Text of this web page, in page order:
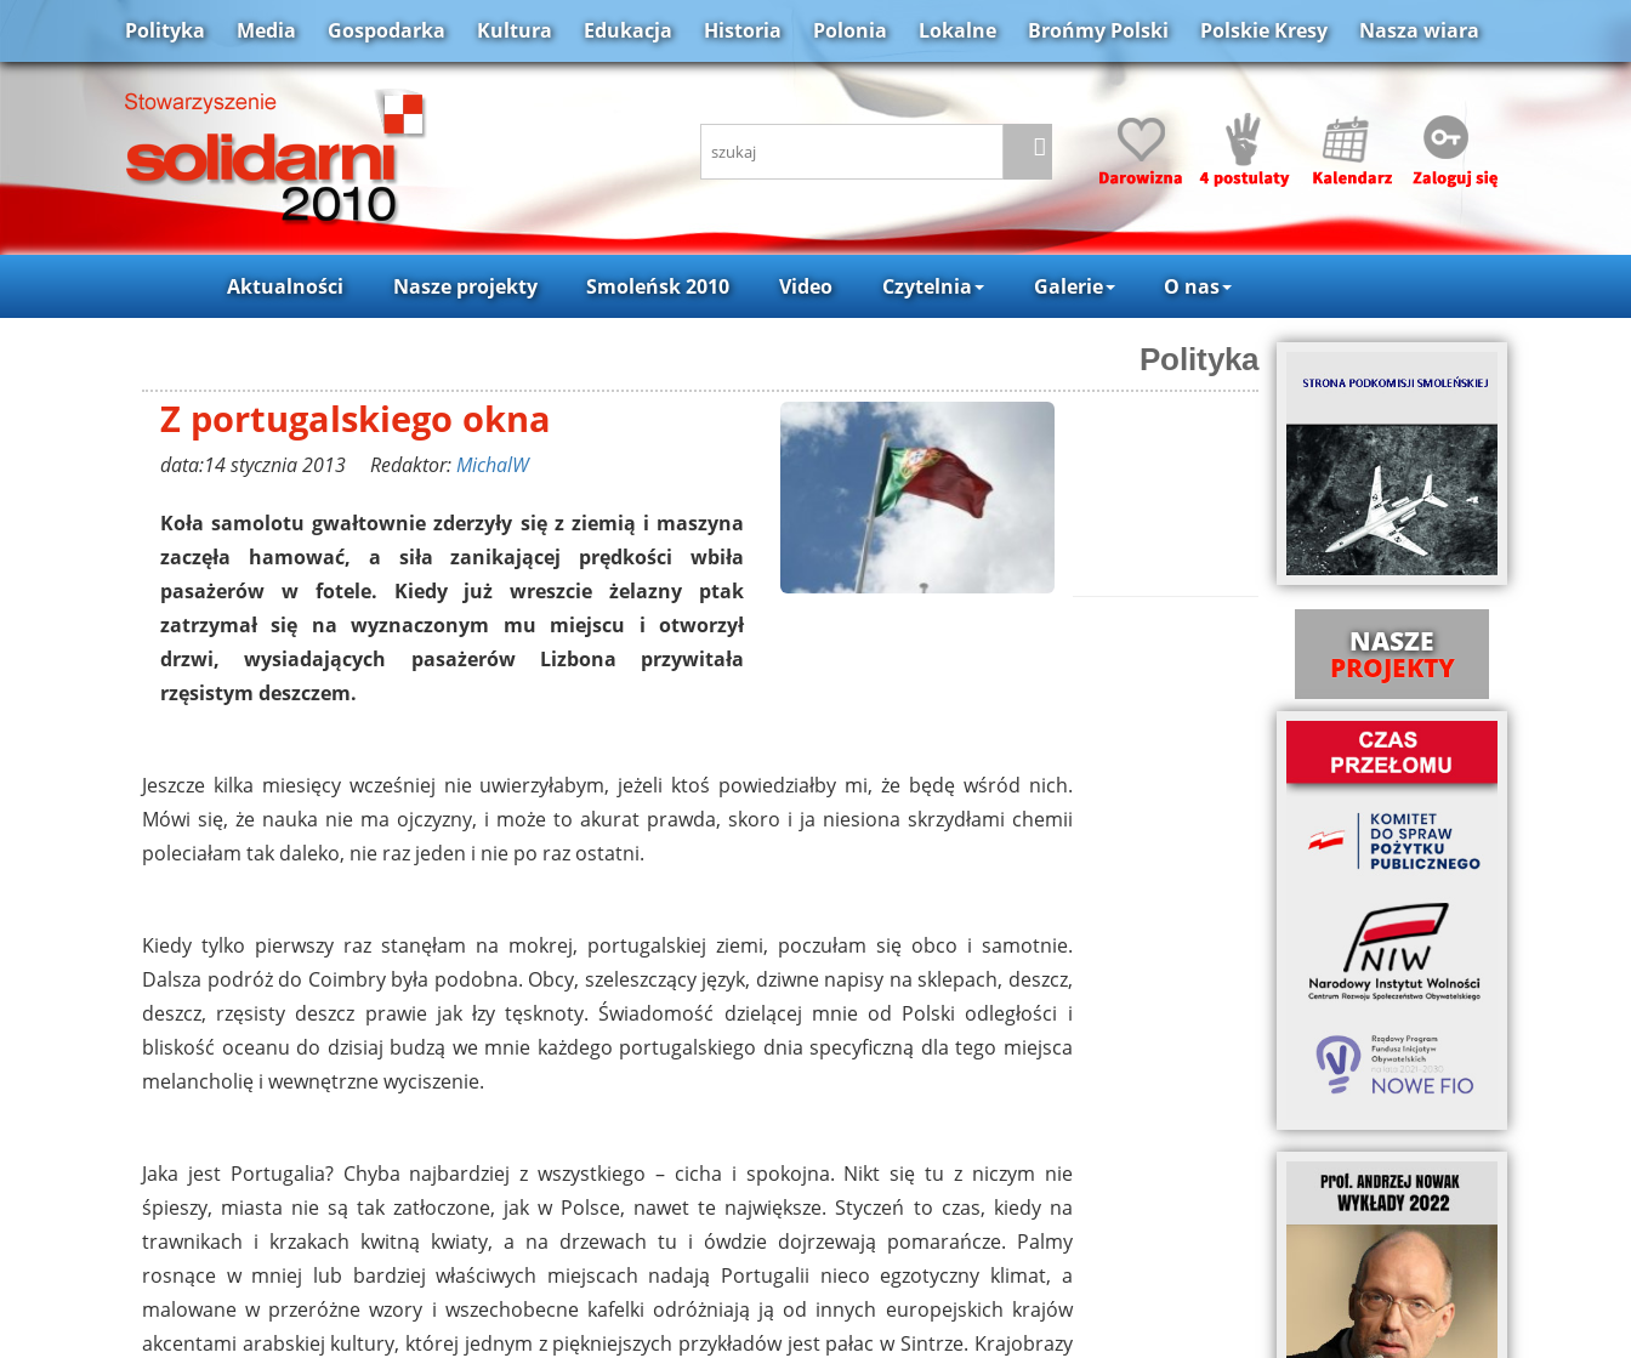
Polityka Media Gospodarka Kultura Edukacja Historia Polonia Lokalne Brońmy Polski Polskie Kresy Nasza wiara
Aktualności Nasze projekty Smoleńsk 2010 Video Czytelnia Galerie O nas
Polityka
Z portugalskiego okna
data:14 stycznia 2013 Redaktor:MichalW
Koła samolotu gwałtownie zderzyły się z ziemią i maszyna
zaczęła hamować, a siła zanikającej prędkości wbiła
pasażerów w fotele. Kiedy już wreszcie żelazny ptak
zatrzymał się na wyznaczonym mu miejscu i otworzył
drzwi, wysiadających pasażerów Lizbona przywitała
rzęsistym deszczem.
Jeszcze kilka miesięcy wcześniej nie uwierzyłabym, jeżeli ktoś powiedziałby mi, że będę wśród nich.
Mówi się, że nauka nie ma ojczyzny, i może to akurat prawda, skoro i ja niesiona skrzydłami chemii
poleciałam tak daleko, nie raz jeden i nie po raz ostatni.
Kiedy tylko pierwszy raz stanęłam na mokrej, portugalskiej ziemi, poczułam się obco i samotnie.
Dalsza podróż do Coimbry była podobna. Obcy, szeleszczący język, dziwne napisy na sklepach, deszcz,
deszcz, rzęsisty deszcz prawie jak łzy tęsknoty. Świadomość dzielącej mnie od Polski odległości i
bliskość oceanu do dzisiaj budzą we mnie każdego portugalskiego dnia specyficzną dla tego miejsca
melancholię i wewnętrzne wyciszenie.
Jaka jest Portugalia? Chyba najbardziej z wszystkiego – cicha i spokojna. Nikt się tu z niczym nie
śpieszy, miasta nie są tak zatłoczone, jak w Polsce, nawet te największe. Styczeń to czas, kiedy na
trawnikach i krzakach kwitną kwiaty, a na drzewach tu i ówdzie dojrzewają pomarańcze. Palmy
rosnące w mniej lub bardziej właściwych miejscach nadają Portugalii nieco egzotyczny klimat, a
malowane w przeróżne wzory i wszechobecne kafelki odróżniają ją od innych europejskich krajów
akcentami arabskiej kultury, której jednym z piękniejszych przykładów jest pałac w Sintrze. Krajobrazy
NASZE
PROJEKTY